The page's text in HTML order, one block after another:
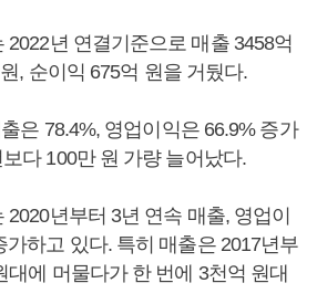
년 연결기준으로 매출 3458억
, 순이익 675억 원을 거뒀다.
은 78.4%, 영업이익은 66.9% 증가
다 100만 원 가량 늘어났다.
년부터 3년 연속 매출, 영업이
가하고 있다. 특히 매출은 2017년부
대에 머물다가 한 번에 3천억 원대